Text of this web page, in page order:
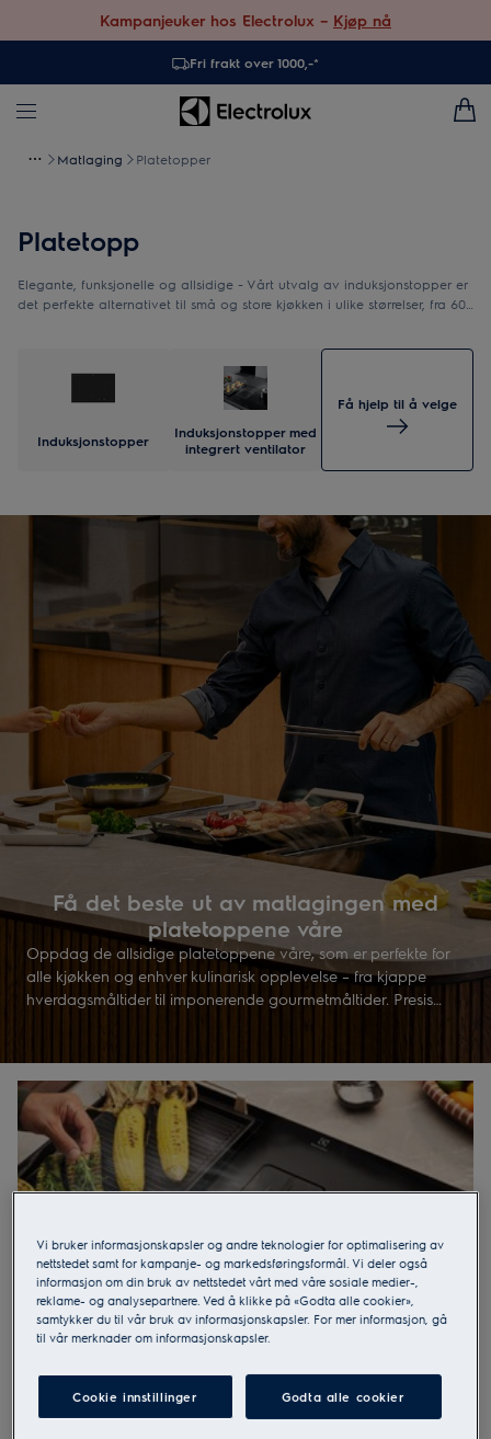
Kampanjeuker hos Electrolux – Kjøp nå
Fri frakt over 1000,-*
Matlaging Platetopper
Platetopp
Elegante, funksjonelle og allsidige - Vårt utvalg av induksjonstopper er
det perfekte alternativet til små og store kjøkken i ulike størrelser, fra 60
Induksjonstopper
Induksjonstopper med
integrert ventilator
Få hjelp til å velge
Få det beste ut av matlagingen med
platetoppene våre
Oppdag de allsidige platetoppene våre, som er perfekte for
alle kjøkken og enhver kulinarisk opplevelse – fra kjappe
hverdagsmåltider til imponerende gourmetmåltider. Presis
enklere og hyggeligere.
Vi bruker informasjonskapsler og andre teknologier for optimalisering av
nettstedet samt for kampanje- og markedsføringsformål. Vi deler også
informasjon om din bruk av nettstedet vårt med våre sosiale medier-,
reklame- og analysepartnere. Ved å klikke på «Godta alle cookier»,
samtykker du til vår bruk av informasjonskapsler. For mer informasjon, gå
til vår merknader om informasjonskapsler.
Cookie innstillinger Godta alle cookier